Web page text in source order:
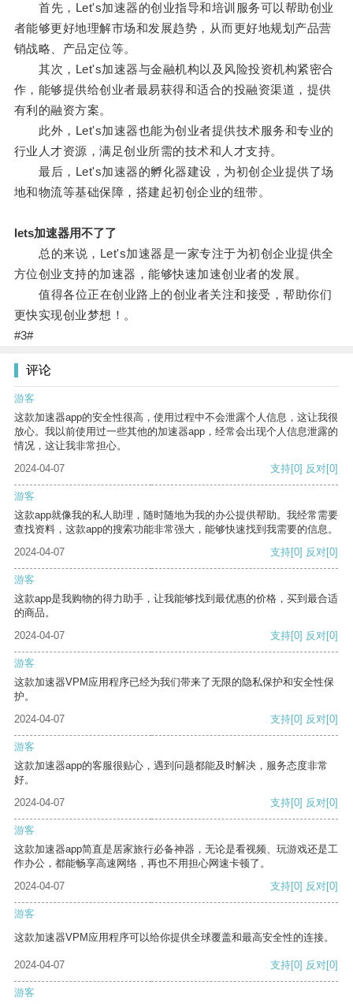
首先，Let's加速器的创业指导和培训服务可以帮助创业
者能够更好地理解市场和发展趋势，从而更好地规划产品营
销战略、产品定位等。
其次，Let's加速器与金融机构以及风险投资机构紧密合
作，能够提供给创业者最易获得和适合的投融资渠道，提供
有利的融资方案。
此外，Let's加速器也能为创业者提供技术服务和专业的
行业人才资源，满足创业所需的技术和人才支持。
最后，Let's加速器的孵化器建设，为初创企业提供了场
地和物流等基础保障，搭建起初创企业的纽带。
lets加速器用不了了
总的来说，Let's加速器是一家专注于为初创企业提供全
方位创业支持的加速器，能够快速加速创业者的发展。
值得各位正在创业路上的创业者关注和接受，帮助你们
更快实现创业梦想！。
#3#
评论
游客
这款加速器app的安全性很高，使用过程中不会泄露个人信息，这让我很
放心。我以前使用过一些其他的加速器app，经常会出现个人信息泄露的
情况，这让我非常担心。
2024-04-07
支持[0] 反对[0]
游客
这款app就像我的私人助理，随时随地为我的办公提供帮助。我经常需要
查找资料，这款app的搜索功能非常强大，能够快速找到我需要的信息。
2024-04-07
支持[0] 反对[0]
游客
这款app是我购物的得力助手，让我能够找到最优惠的价格，买到最合适
的商品。
2024-04-07
支持[0] 反对[0]
游客
这款加速器VPM应用程序已经为我们带来了无限的隐私保护和安全性保
护。
2024-04-07
支持[0] 反对[0]
游客
这款加速器app的客服很贴心，遇到问题都能及时解决，服务态度非常
好。
2024-04-07
支持[0] 反对[0]
游客
这款加速器app简直是居家旅行必备神器，无论是看视频、玩游戏还是工
作办公，都能畅享高速网络，再也不用担心网速卡顿了。
2024-04-07
支持[0] 反对[0]
游客
这款加速器VPM应用程序可以给你提供全球覆盖和最高安全性的连接。
2024-04-07 支持[0] 反对[0]
游客